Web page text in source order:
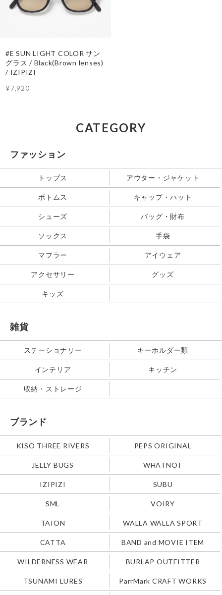
#E SUN LIGHT COLOR サン
グラス / Black(Brown lenses)
/ IZIPIZI
¥7,920
CATEGORY
ファッション
トップス アウター・ジャケット
ボトムス キャップ・ハット
シューズ バッグ・財布
ソックス 手袋
マフラー アイウェア
アクセサリー グッズ
キッズ
雑貨
ステーショナリー キーホルダー類
インテリア キッチン
収納・ストレージ
ブランド
KISO THREE RIVERS PEPS ORIGINAL
JELLY BUGS WHATNOT
IZIPIZI SUBU
SML VOIRY
TAION WALLA WALLA SPORT
CATTA BAND and MOVIE ITEM
WILDERNESS WEAR BURLAP OUTFITTER
TSUNAMI LURES ParrMark CRAFT WORKS